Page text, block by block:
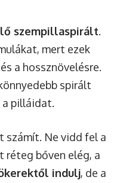
szempillaspirált.
mert ezek
a hossznövelésre.
spirált
a pilláidat.
számít. Ne vidd fel a
réteg bőven elég, a
indulj, de a